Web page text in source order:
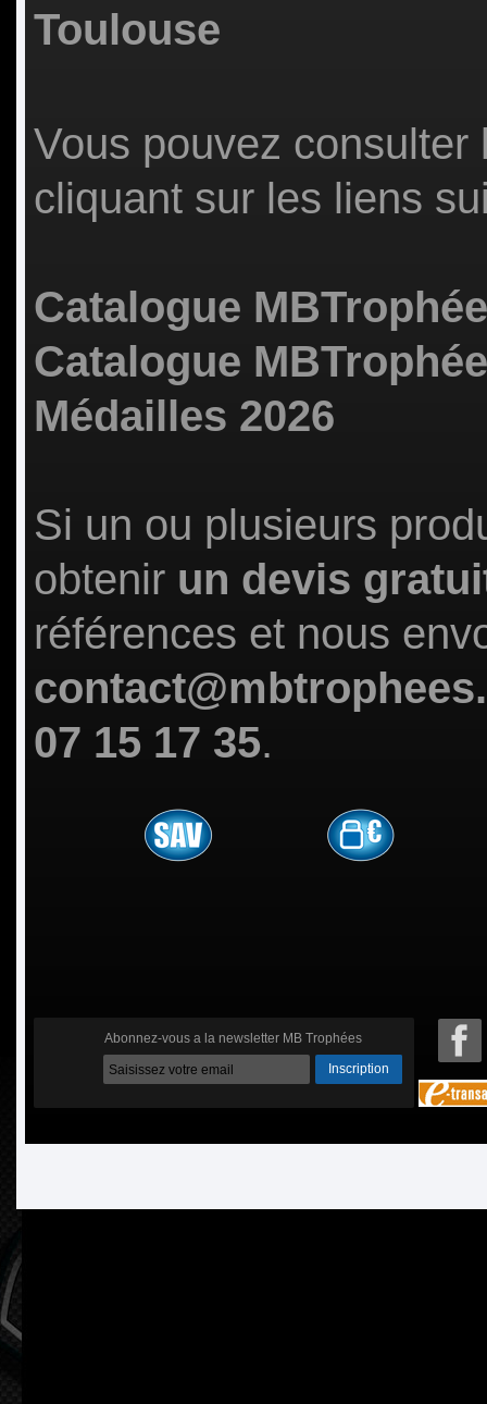
Toulouse
Vous pouvez
cliquant sur les liens
Catalogue
Catalogue
Médailles 2026
Si un ou plusieurs
obtenir un devis
références et nous
07 15 17 35.
Abonnez-vous a la newsletter MB Trophées
Inscription